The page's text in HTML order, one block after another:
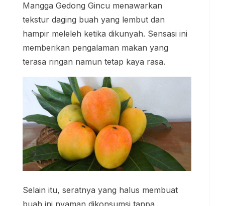
Mangga Gedong Gincu menawarkan
tekstur daging buah yang lembut dan
hampir meleleh ketika dikunyah. Sensasi ini
memberikan pengalaman makan yang
terasa ringan namun tetap kaya rasa.
Selain itu, seratnya yang halus membuat